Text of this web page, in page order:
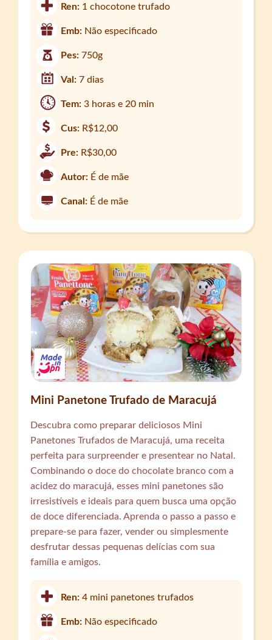
Ren: 1 chocotone trufado
Emb: Não especificado
Pes:750g
Val:7 dias
Tem:3 horas e 20 min
Cus: R$12,00
Pre: R$30,00
Autor: É de mãe
Canal: É de mãe
Mini Panetone Trufado de Maracujá
Descubra como preparar deliciosos Mini
Panetones Trufados de Maracujá, uma receita
perfeita para surpreender e presentear no Natal.
Combinando o doce do chocolate branco com a
acidez do maracujá, esses mini panetones são
irresistíveis e ideais para quem busca uma opção
de doce diferenciada. Aprenda o passo a passo e
prepare-se para fazer, vender ou simplesmente
desfrutar dessas pequenas delícias com sua
família e amigos.
Ren:4 mini panetones trufados
Emb: Não especificado